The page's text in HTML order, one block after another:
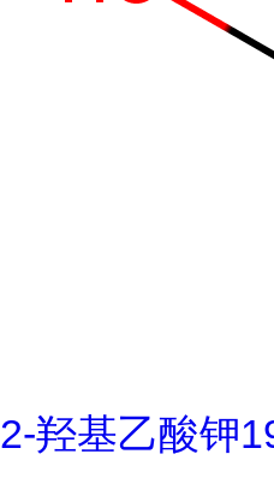
2-羟基乙酸钾